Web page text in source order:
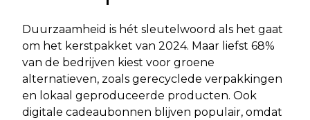
Duurzaamheid is hét sleutelwoord als het gaat
om het kerstpakket van 2024. Maar liefst 68%
van de bedrijven kiest voor groene
alternatieven, zoals gerecyclede verpakkingen
en lokaal geproduceerde producten. Ook
digitale cadeaubonnen blijven populair, omdat